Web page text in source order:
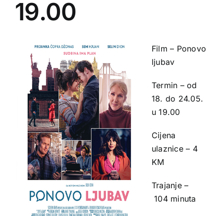
19.00
Film – Ponovo
ljubav
Termin – od
18. do 24.05.
u 19.00
Cijena
ulaznice – 4
KM
Trajanje –
104 minuta